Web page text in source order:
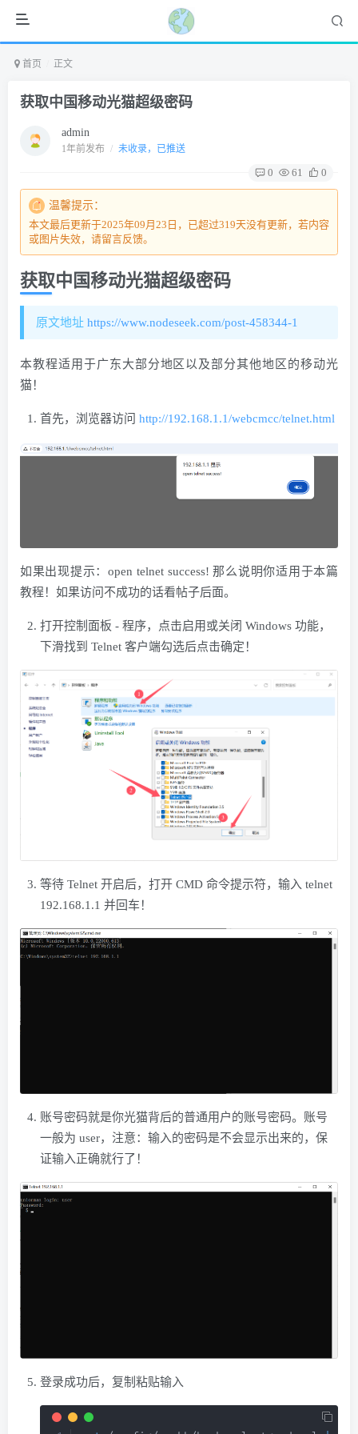
首页 正文
获取中国移动光猫超级密码
admin
1年前发布 / 未收录，已推送
0 61 0
温馨提示：
本文最后更新于2025年09月23日，已超过319天没有更新，若内容
或图片失效，请留言反馈。
获取中国移动光猫超级密码
原文地址 https://www.nodeseek.com/post-458344-1
本教程适用于广东大部分地区以及部分其他地区的移动光
猫！
首先，浏览器访问 http://192.168.1.1/webcmcc/telnet.html
如果出现提示：open telnet success! 那么说明你适用于本篇
教程！如果访问不成功的话看帖子后面。
打开控制面板 - 程序，点击启用或关闭 Windows 功能，
下滑找到 Telnet 客户端勾选后点击确定！
等待 Telnet 开启后，打开 CMD 命令提示符，输入 telnet
192.168.1.1 并回车！
账号密码就是你光猫背后的普通用户的账号密码。账号
一般为 user，注意：输入的密码是不会显示出来的，保
证输入正确就行了！
登录成功后，复制粘贴输入